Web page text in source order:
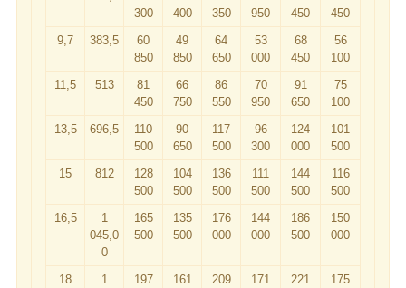
300
400
350
950
450
450
9,7
383,5
60
850
49
850
64
650
53
000
68
450
56
100
11,5
513
81
450
66
750
86
550
70
950
91
650
75
100
13,5
696,5
110
500
90
650
117
500
96
300
124
000
101
500
15
812
128
500
104
500
136
500
111
500
144
500
116
500
16,5
1
045,0
0
165
500
135
500
176
000
144
000
186
500
150
000
18
1
197
161
209
171
221
175